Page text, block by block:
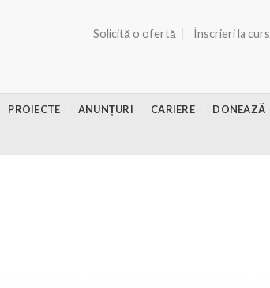
Solicită o ofertă Înscrieri la curs
PROIECTE ANUNȚURI CARIERE DONEAZĂ